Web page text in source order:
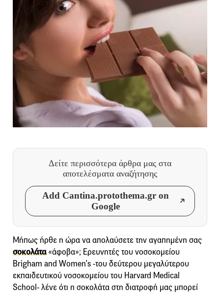
Δείτε περισσότερα άρθρα μας στα
αποτελέσματα αναζήτησης
Add Cantina.protothema.gr on
Google
Μήπως ήρθε η ώρα να απολαύσετε την αγαπημένη σας
σοκολάτα«άφοβα»; Ερευνητές του νοσοκομείου
Brigham and Women’s -του δεύτερου μεγαλύτερου
εκπαιδευτικού νοσοκομείου του Harvard Medical
School- λένε ότι η σοκολάτα στη διατροφή μας μπορεί